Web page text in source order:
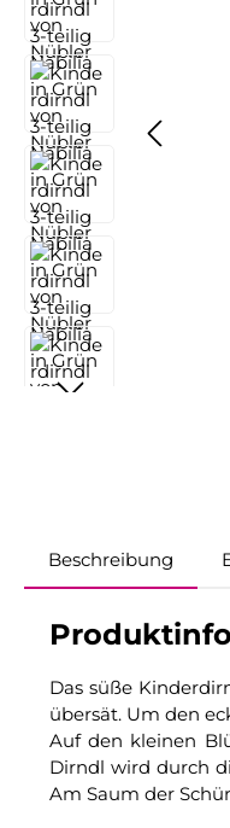
Beschreibung
Das süße
übersät. Um den
Auf den kleinen
Dirndl wird durch
Am Saum der